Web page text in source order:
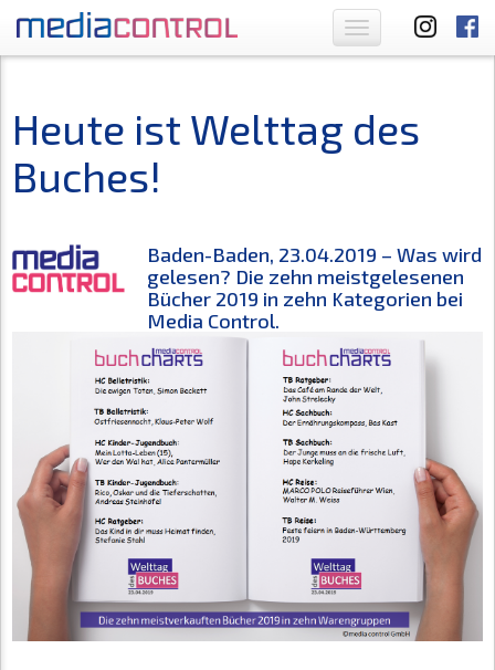
Toggle
navigation
Heute ist Welttag des
Buches!
Baden-Baden, 23.04.2019 – Was wird
gelesen? Die zehn meistgelesenen
Bücher 2019 in zehn Kategorien bei
Media Control.